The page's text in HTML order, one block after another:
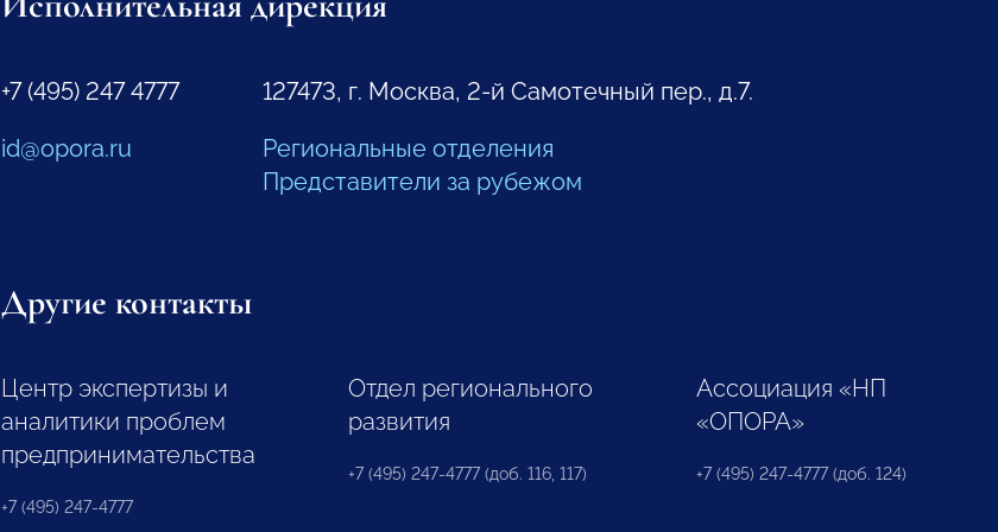
+7 (495) 247 4777
id@opora.ru
127473, г. Москва, 2-й Самотечный пер., д.7.
Региональные отделения
Представители за рубежом
Другие контакты
Центр экспертизы и
аналитики проблем
предпринимательства
+7 (495) 247-4777
Отдел регионального
развития
+7 (495) 247-4777 (доб. 116, 117)
Ассоциация «НП
«ОПОРА»
+7 (495) 247-4777 (доб. 124)